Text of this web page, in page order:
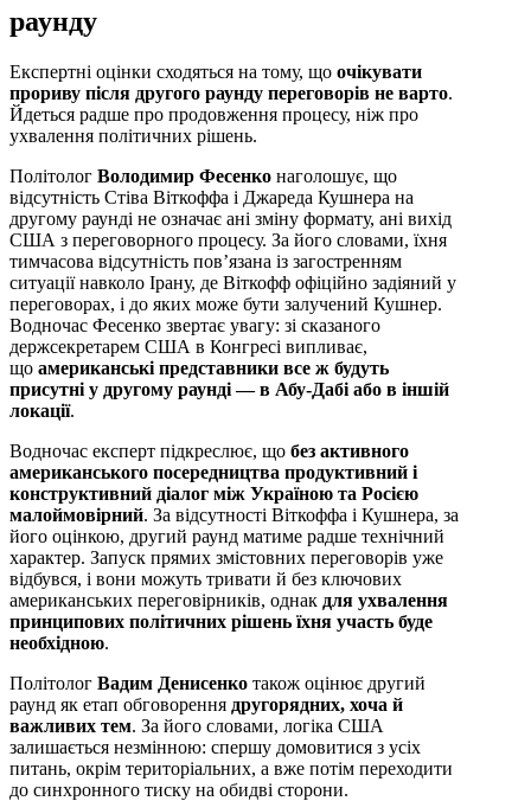
раунду
Експертні оцінки сходяться на тому, що очікувати
прориву після другого раунду переговорів не варто.
Йдеться радше про продовження процесу, ніж про
ухвалення політичних рішень.
Політолог Володимир Фесенко наголошує, що
відсутність Стіва Віткоффа і Джареда Кушнера на
другому раунді не означає ані зміну формату, ані вихід
США з переговорного процесу. За його словами, їхня
тимчасова відсутність пов’язана із загостренням
ситуації навколо Ірану, де Віткофф офіційно задіяний у
переговорах, і до яких може бути залучений Кушнер.
Водночас Фесенко звертає увагу: зі сказаного
держсекретарем США в Конгресі випливає,
що американські представники все ж будуть
присутні у другому раунді — в Абу-Дабі або в іншій
локації.
Водночас експерт підкреслює, що без активного
американського посередництва продуктивний і
конструктивний діалог між Україною та Росією
малоймовірний. За відсутності Віткоффа і Кушнера, за
його оцінкою, другий раунд матиме радше технічний
характер. Запуск прямих змістовних переговорів уже
відбувся, і вони можуть тривати й без ключових
американських переговірників, однак для ухвалення
принципових політичних рішень їхня участь буде
необхідною.
Політолог Вадим Денисенко також оцінює другий
раунд як етап обговорення другорядних, хоча й
важливих тем. За його словами, логіка США
залишається незмінною: спершу домовитися з усіх
питань, окрім територіальних, а вже потім переходити
до синхронного тиску на обидві сторони.